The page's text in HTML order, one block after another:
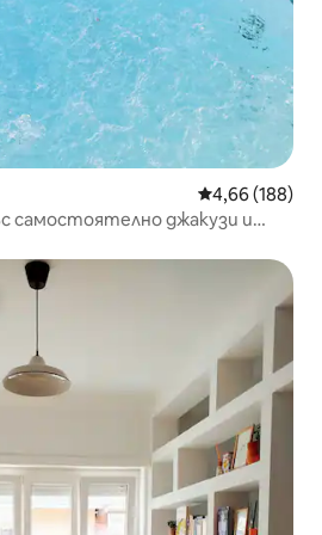
Средна
4,66 (188)
самостоятелно джакузи и